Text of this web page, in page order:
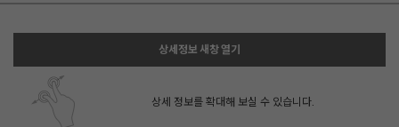
상세정보 새창 열기
상세 정보를 확대해 보실 수 있습니다.